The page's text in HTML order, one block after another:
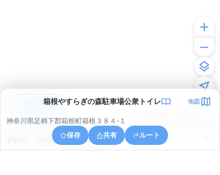
箱根やすらぎの森駐車場公衆トイレ 地図
神奈川県足柄下郡箱根町箱根３８４-１
保存
共有 ルート
静岡県三島市山中新田
アプリで見る